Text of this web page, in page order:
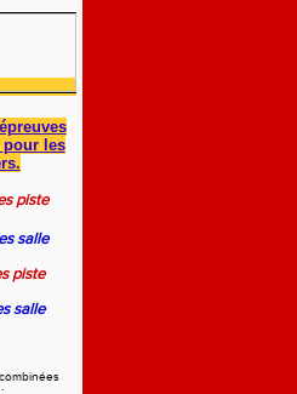
pour les
piste
salle
piste
salle